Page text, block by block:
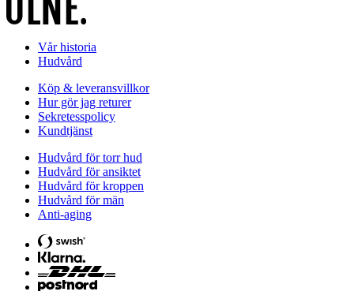
Vår historia
Hudvård
Köp & leveransvillkor
Hur gör jag returer
Sekretesspolicy
Kundtjänst
Hudvård för torr hud
Hudvård för ansiktet
Hudvård för kroppen
Hudvård för män
Anti-aging